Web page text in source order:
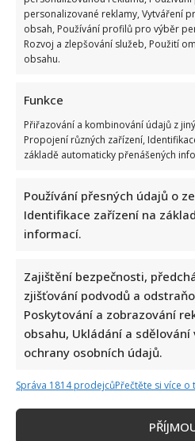
personalizované reklamy, Vytváření
obsah, Používání profilů pro výběr
Rozvoj a zlepšování služeb, Použití
obsahu.
Funkce
Přiřazování a kombinování údajů z
Propojení různých zařízení,
základě automaticky přenášených
Používání přesných údajů o
Identifikace zařízení na
informací.
Zajištění bezpečnosti,
zjišťování podvodů a
Poskytování a zobrazování
obsahu, Ukládání a sdělování
ochrany osobních údajů.
Správa 1814 prodejcůPřečtěte si více o